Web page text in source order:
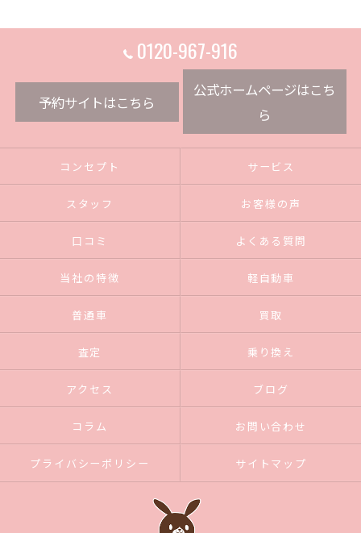
0120-967-916
予約サイトはこちら
公式ホームページはこち
ら
コンセプト サービス
スタッフ お客様の声
口コミ よくある質問
当社の特徴 軽自動車
普通車 買取
査定 乗り換え
アクセス ブログ
コラム お問い合わせ
プライバシーポリシー サイトマップ